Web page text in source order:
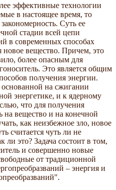
эффективные технологии
в настоящее время, то
Суть ее
стадии всей цепи
в современных способах
новое вещество. Причем, это
более опасным для
Это является общим
получения энергии.
основанной на сжигании
энергетике, и к ядерному
что для получения
на вещество и на конечной
как неизбежное зло, новое
считается чуть ли не
это? Задача состоит в том,
и совершенно новые
от традиционной
– энергия и